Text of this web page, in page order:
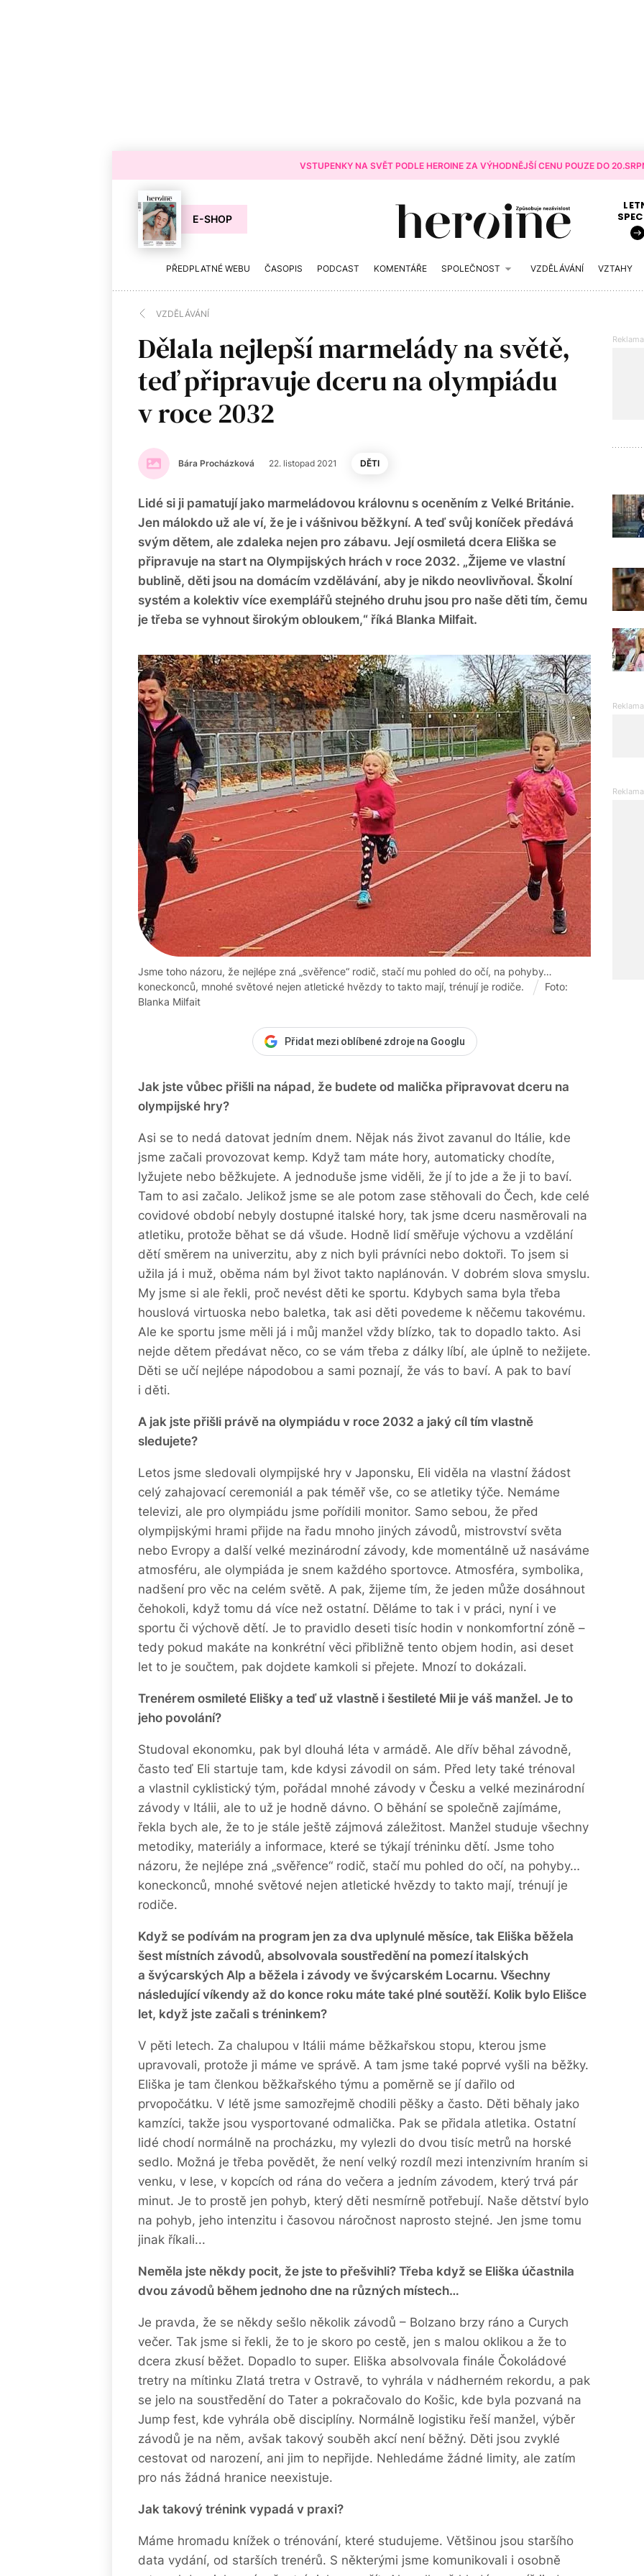
VSTUPENKY NA SVĚT PODLE HEROINE ZA VÝHODNĚJŠÍ CENU POUZE DO
E-SHOP
PŘEDPLATNÉ WEBU ČASOPIS PODCAST KOMENTÁŘE SPOLEČNOST VZDĚLÁVÁNÍ VZTAHY
VZDĚLÁVÁNÍ
Dělala nejlepší marmelády na světě,
teď připravuje dceru na olympiádu
v roce 2032
Bára Procházková 22. listopad 2021 DĚTI
Lidé si ji pamatují jako marmeládovou královnu s oceněním z Velké Británie.
Jen málokdo už ale ví, že je i vášnivou běžkyní. A teď svůj koníček předává
svým dětem, ale zdaleka nejen pro zábavu. Její osmiletá dcera Eliška se
připravuje na start na Olympijských hrách v roce 2032. „Žijeme ve vlastní
bublině, děti jsou na domácím vzdělávání, aby je nikdo neovlivňoval. Školní
systém a kolektiv více exemplářů stejného druhu jsou pro naše děti tím, čemu
je třeba se vyhnout širokým obloukem,“ říká Blanka Milfait.
Jsme toho názoru, že nejlépe zná „svěřence“ rodič, stačí mu pohled do očí, na pohyby…
koneckonců, mnohé světové nejen atletické hvězdy to takto mají, trénují je rodiče.
Foto:
Blanka Milfait
Přidat mezi oblíbené zdroje na Googlu
Jak jste vůbec přišli na nápad, že budete od malička připravovat dceru na
olympijské hry?
Asi se to nedá datovat jedním dnem. Nějak nás život zavanul do Itálie, kde
jsme začali provozovat kemp. Když tam máte hory, automaticky chodíte,
lyžujete nebo běžkujete. A jednoduše jsme viděli, že jí to jde a že ji to baví.
Tam to asi začalo. Jelikož jsme se ale potom zase stěhovali do Čech, kde celé
covidové období nebyly dostupné italské hory, tak jsme dceru nasměrovali na
atletiku, protože běhat se dá všude. Hodně lidí směřuje výchovu a vzdělání
dětí směrem na univerzitu, aby z nich byli právníci nebo doktoři. To jsem si
užila já i muž, oběma nám byl život takto naplánován. V dobrém slova smyslu.
My jsme si ale řekli, proč nevést děti ke sportu. Kdybych sama byla třeba
houslová virtuoska nebo baletka, tak asi děti povedeme k něčemu takovému.
Ale ke sportu jsme měli já i můj manžel vždy blízko, tak to dopadlo takto. Asi
nejde dětem předávat něco, co se vám třeba z dálky líbí, ale úplně to nežijete.
Děti se učí nejlépe nápodobou a sami poznají, že vás to baví. A pak to baví
i děti.
A jak jste přišli právě na olympiádu v roce 2032 a jaký cíl tím vlastně
sledujete?
Letos jsme sledovali olympijské hry v Japonsku, Eli viděla na vlastní žádost
celý zahajovací ceremoniál a pak téměř vše, co se atletiky týče. Nemáme
televizi, ale pro olympiádu jsme pořídili monitor. Samo sebou, že před
olympijskými hrami přijde na řadu mnoho jiných závodů, mistrovství světa
nebo Evropy a další velké mezinárodní závody, kde momentálně už nasáváme
atmosféru, ale olympiáda je snem každého sportovce. Atmosféra, symbolika,
nadšení pro věc na celém světě. A pak, žijeme tím, že jeden může dosáhnout
čehokoli, když tomu dá více než ostatní. Děláme to tak i v práci, nyní i ve
sportu či výchově dětí. Je to pravidlo deseti tisíc hodin v nonkomfortní zóně –
tedy pokud makáte na konkrétní věci přibližně tento objem hodin, asi deset
let to je součtem, pak dojdete kamkoli si přejete. Mnozí to dokázali.
Trenérem osmileté Elišky a teď už vlastně i šestileté Mii je váš manžel. Je to
jeho povolání?
Studoval ekonomku, pak byl dlouhá léta v armádě. Ale dřív běhal závodně,
často teď Eli startuje tam, kde kdysi závodil on sám. Před lety také trénoval
a vlastnil cyklistický tým, pořádal mnohé závody v Česku a velké mezinárodní
závody v Itálii, ale to už je hodně dávno. O běhání se společně zajímáme,
řekla bych ale, že to je stále ještě zájmová záležitost. Manžel studuje všechny
metodiky, materiály a informace, které se týkají tréninku dětí. Jsme toho
názoru, že nejlépe zná „svěřence“ rodič, stačí mu pohled do očí, na pohyby…
koneckonců, mnohé světové nejen atletické hvězdy to takto mají, trénují je
rodiče.
Když se podívám na program jen za dva uplynulé měsíce, tak Eliška běžela
šest místních závodů, absolvovala soustředění na pomezí italských
a švýcarských Alp a běžela i závody ve švýcarském Locarnu. Všechny
následující víkendy až do konce roku máte také plné soutěží. Kolik bylo Elišce
let, když jste začali s tréninkem?
V pěti letech. Za chalupou v Itálii máme běžkařskou stopu, kterou jsme
upravovali, protože ji máme ve správě. A tam jsme také poprvé vyšli na běžky.
Eliška je tam členkou běžkařského týmu a poměrně se jí dařilo od
prvopočátku. V létě jsme samozřejmě chodili pěšky a často. Děti běhaly jako
kamzíci, takže jsou vysportované odmalička. Pak se přidala atletika. Ostatní
lidé chodí normálně na procházku, my vylezli do dvou tisíc metrů na horské
sedlo. Možná je třeba povědět, že není velký rozdíl mezi intenzivním hraním si
venku, v lese, v kopcích od rána do večera a jedním závodem, který trvá pár
minut. Je to prostě jen pohyb, který děti nesmírně potřebují. Naše dětství bylo
na pohyb, jeho intenzitu i časovou náročnost naprosto stejné. Jen jsme tomu
jinak říkali...
Neměla jste někdy pocit, že jste to přešvihli? Třeba když se Eliška účastnila
dvou závodů během jednoho dne na různých místech…
Je pravda, že se někdy sešlo několik závodů – Bolzano brzy ráno a Curych
večer. Tak jsme si řekli, že to je skoro po cestě, jen s malou oklikou a že to
dcera zkusí běžet. Dopadlo to super. Eliška absolvovala finále Čokoládové
tretry na mítinku Zlatá tretra v Ostravě, to vyhrála v nádherném rekordu, a pak
se jelo na soustředění do Tater a pokračovalo do Košic, kde byla pozvaná na
Jump fest, kde vyhrála obě disciplíny. Normálně logistiku řeší manžel, výběr
závodů je na něm, avšak takový souběh akcí není běžný. Děti jsou zvyklé
cestovat od narození, ani jim to nepřijde. Nehledáme žádné limity, ale zatím
pro nás žádná hranice neexistuje.
Jak takový trénink vypadá v praxi?
Máme hromadu knížek o trénování, které studujeme. Většinou jsou staršího
data vydání, od starších trenérů. S některými jsme komunikovali i osobně